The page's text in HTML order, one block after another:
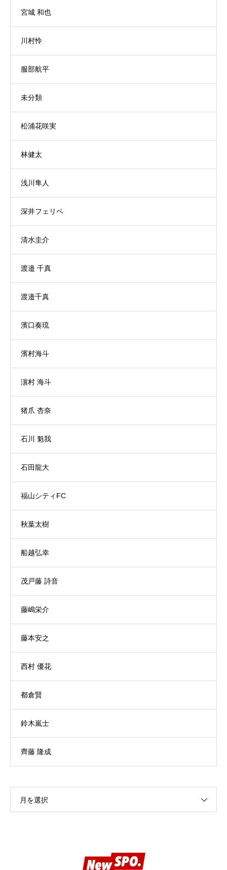
宮城 和也
川村怜
服部航平
未分類
松浦花咲実
林健太
浅川隼人
深井フェリペ
清水圭介
渡邉 千真
渡邉千真
濱口奏琉
濱村海斗
濵村 海斗
猪爪 杏奈
石川 魁我
石田龍大
福山シティFC
秋葉太樹
船越弘幸
茂戸藤 詩音
藤嶋栄介
藤本安之
西村 優花
都倉賢
鈴木嵐士
齊藤 隆成
月を選択